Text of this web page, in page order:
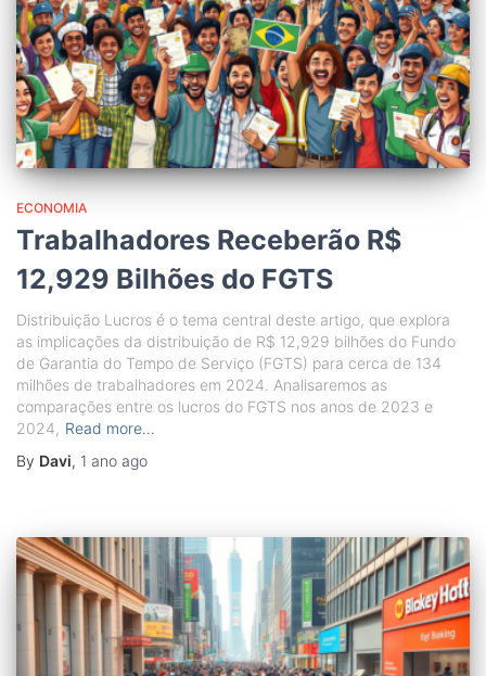
ECONOMIA
Trabalhadores Receberão R$
12,929 Bilhões do FGTS
Distribuição Lucros é o tema central deste artigo, que explora
as implicações da distribuição de R$ 12,929 bilhões do Fundo
de Garantia do Tempo de Serviço (FGTS) para cerca de 134
milhões de trabalhadores em 2024. Analisaremos as
comparações entre os lucros do FGTS nos anos de 2023 e
2024, Read more…
By Davi, 1 ano ago